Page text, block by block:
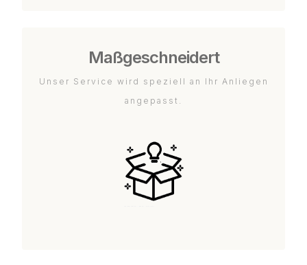
Maßgeschneidert
Unser Service wird speziell an Ihr Anliegen
angepasst.